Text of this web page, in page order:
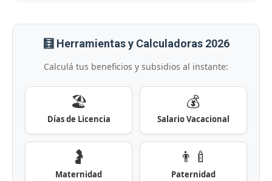
🧮 Herramientas y Calculadoras 2026
Calculá tus beneficios y subsidios al instante:
🏖️
Días de Licencia
💰
Salario Vacacional
🤰
Maternidad
👨‍🍼
Paternidad